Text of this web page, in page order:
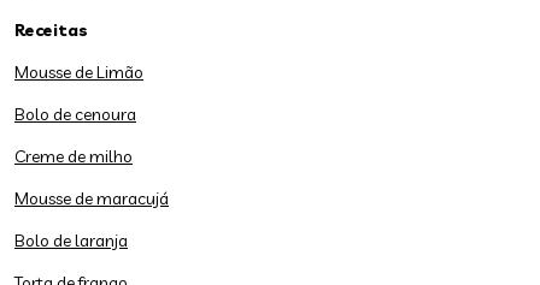
Receitas
Mousse de Limão
Bolo de cenoura
Creme de milho
Mousse de maracujá
Bolo de laranja